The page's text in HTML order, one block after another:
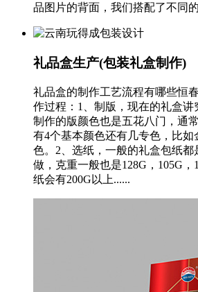
品图片的背面，我们搭配了不同
礼品盒生产(包装礼盒制作)
礼品盒的制作工艺流程有哪些恒
作过程：1、制版，现在的礼盒讲
制作的版颜色也是五花八门，通
有4个基本颜色还有几专色，比
色。2、选纸，一般的礼盒包纸
做，克重一般也是128G，105G
纸会有200G以上......